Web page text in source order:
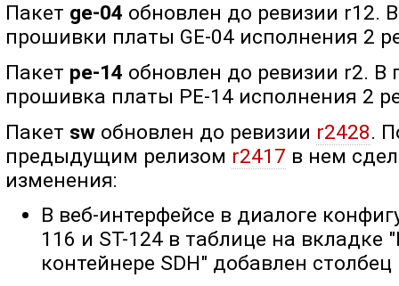
Пакет ge-04 обновлен до ревизии r12.
прошивки платы GE-04 исполнения 2
Пакет pe-14 обновлен до ревизии r2. В
прошивка платы PE-14 исполнения 2
Пакет sw обновлен до ревизии r2428.
предыдущим релизом r2417 в нем
изменения:
В веб-интерфейсе в диалоге
116 и ST-124 в таблице на вкладке
контейнере SDH" добавлен столбец